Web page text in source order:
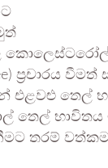
කොලෙස්ටරෝල්
ප්‍රචාරය
එළවළු තෙල්
තෙල් භාවිතය
තරම්